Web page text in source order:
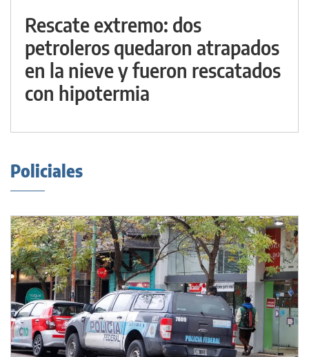
Rescate extremo: dos
petroleros quedaron atrapados
en la nieve y fueron rescatados
con hipotermia
Policiales